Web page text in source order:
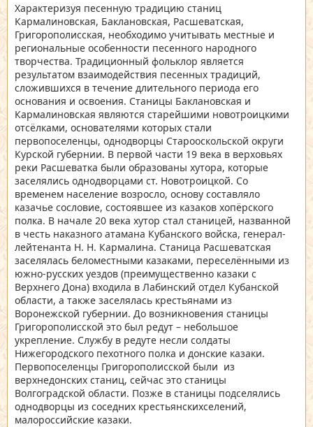
Характеризуя песенную традицию станиц
Кармалиновская, Баклановская, Расшеватская,
Григорополисская, необходимо учитывать местные и
региональные особенности песенного народного
творчества. Традиционный фольклор является
результатом взаимодействия песенных традиций,
сложившихся в течение длительного периода его
основания и освоения. Станицы Баклановская и
Кармалиновская являются старейшими новотроицкими
отсёлками, основателями которых стали
первопоселенцы, однодворцы Старооскольской округи
Курской губернии. В первой части 19 века в верховьях
реки Расшеватка были образованы хутора, которые
заселялись однодворцами ст. Новотроицкой. Со
временем население возросло, основу составляло
казачье сословие, состоявшее из казаков хопёрского
полка. В начале 20 века хутор стал станицей, названной
в честь наказного атамана Кубанского войска, генерал-
лейтенанта Н. Н. Кармалина. Станица Расшеватская
заселялась беломестными казаками, переселёнными из
южно-русских уездов (преимущественно казаки с
Верхнего Дона) входила в Лабинский отдел Кубанской
области, а также заселялась крестьянами из
Воронежской губернии. До возникновения станицы
Григорополисской это был редут – небольшое
укрепление. Службу в редуте несли солдаты
Нижегородского пехотного полка и донские казаки.
Первопоселенцы Григорополисской были из
верхнедонских станиц, сейчас это станицы
Волгоградской области. Позже в станицы подселялись
однодворцы из соседних крестьянскихселений,
малороссийские казаки.